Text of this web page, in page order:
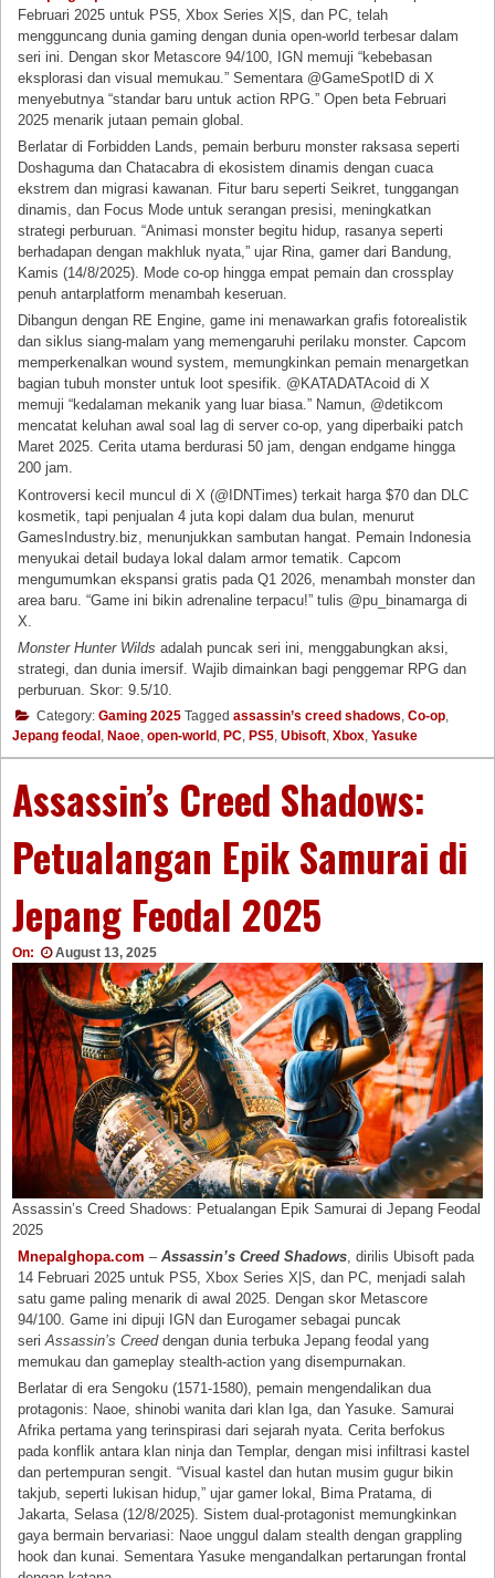
Februari 2025 untuk PS5, Xbox Series X|S, dan PC, telah
mengguncang dunia gaming dengan dunia open-world terbesar dalam
seri ini. Dengan skor Metascore 94/100, IGN memuji “kebebasan
eksplorasi dan visual memukau.” Sementara @GameSpotID di X
menyebutnya “standar baru untuk action RPG.” Open beta Februari
2025 menarik jutaan pemain global.
Berlatar di Forbidden Lands, pemain berburu monster raksasa seperti
Doshaguma dan Chatacabra di ekosistem dinamis dengan cuaca
ekstrem dan migrasi kawanan. Fitur baru seperti Seikret, tunggangan
dinamis, dan Focus Mode untuk serangan presisi, meningkatkan
strategi perburuan. “Animasi monster begitu hidup, rasanya seperti
berhadapan dengan makhluk nyata,” ujar Rina, gamer dari Bandung,
Kamis (14/8/2025). Mode co-op hingga empat pemain dan crossplay
penuh antarplatform menambah keseruan.
Dibangun dengan RE Engine, game ini menawarkan grafis fotorealistik
dan siklus siang-malam yang memengaruhi perilaku monster. Capcom
memperkenalkan wound system, memungkinkan pemain menargetkan
bagian tubuh monster untuk loot spesifik. @KATADATAcoid di X
memuji “kedalaman mekanik yang luar biasa.” Namun, @detikcom
mencatat keluhan awal soal lag di server co-op, yang diperbaiki patch
Maret 2025. Cerita utama berdurasi 50 jam, dengan endgame hingga
200 jam.
Kontroversi kecil muncul di X (@IDNTimes) terkait harga $70 dan DLC
kosmetik, tapi penjualan 4 juta kopi dalam dua bulan, menurut
GamesIndustry.biz, menunjukkan sambutan hangat. Pemain Indonesia
menyukai detail budaya lokal dalam armor tematik. Capcom
mengumumkan ekspansi gratis pada Q1 2026, menambah monster dan
area baru. “Game ini bikin adrenaline terpacu!” tulis @pu_binamarga di
X.
Monster Hunter Wilds adalah puncak seri ini, menggabungkan aksi,
strategi, dan dunia imersif. Wajib dimainkan bagi penggemar RPG dan
perburuan. Skor: 9.5/10.
Category: Gaming 2025 Tagged assassin’s creed shadows Co-op
Jepang feodal Naoe open-world PC PS5 Ubisoft Xbox Yasuke
Assassin’s Creed Shadows:
Petualangan Epik Samurai di
Jepang Feodal 2025
On: August 13, 2025
Assassin’s Creed Shadows: Petualangan Epik Samurai di Jepang Feodal
2025
Mnepalghopa.com –Assassin’s Creed Shadows , dirilis Ubisoft pada
14 Februari 2025 untuk PS5, Xbox Series X|S, dan PC, menjadi salah
satu game paling menarik di awal 2025. Dengan skor Metascore
94/100. Game ini dipuji IGN dan Eurogamer sebagai puncak
seriAssassin’s Creeddengan dunia terbuka Jepang feodal yang
memukau dan gameplay stealth-action yang disempurnakan.
Berlatar di era Sengoku (1571-1580), pemain mengendalikan dua
protagonis: Naoe, shinobi wanita dari klan Iga, dan Yasuke. Samurai
Afrika pertama yang terinspirasi dari sejarah nyata. Cerita berfokus
pada konflik antara klan ninja dan Templar, dengan misi infiltrasi kastel
dan pertempuran sengit. “Visual kastel dan hutan musim gugur bikin
takjub, seperti lukisan hidup,” ujar gamer lokal, Bima Pratama, di
Jakarta, Selasa (12/8/2025). Sistem dual-protagonist memungkinkan
gaya bermain bervariasi: Naoe unggul dalam stealth dengan grappling
hook dan kunai. Sementara Yasuke mengandalkan pertarungan frontal